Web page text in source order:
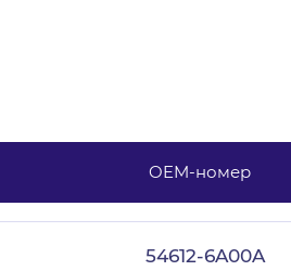
OEM-номер
54612-6A00A